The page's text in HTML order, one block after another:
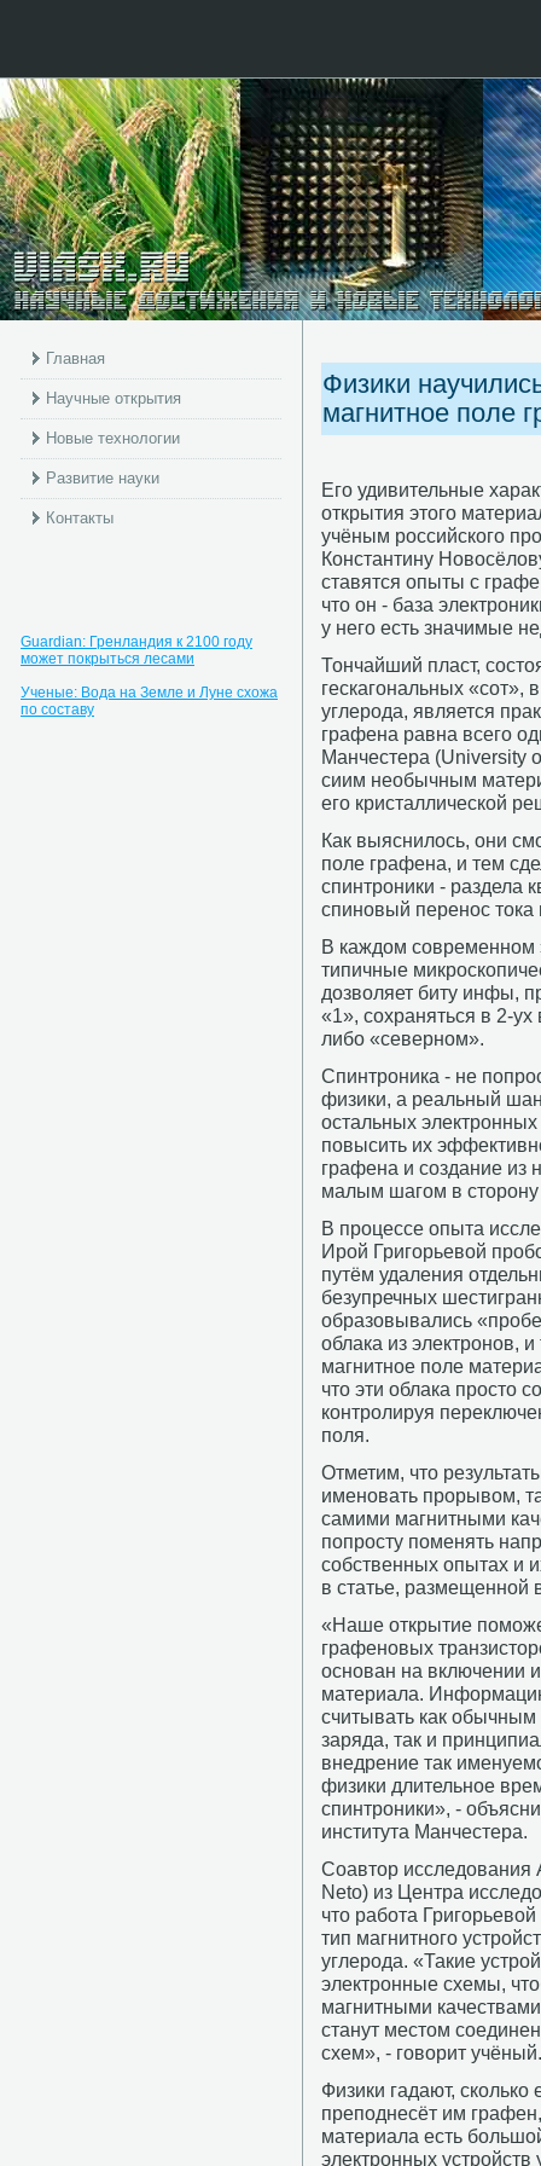
Главная
Научные открытия
Новые технологии
Развитие науки
Контакты
Guardian: Гренландия к 2100 году
может покрыться лесами
Ученые: Вода на Земле и Луне схожа
по составу
Физики
магнитное поле
Его удивительные
открытия этого
учёным российского
Константину
ставятся опыты с
что он - база
у него есть значимые
Тончайший пласт,
гескагональных
углерода, является
графена равна всего
Манчестера (University
сиим необычным
его кристаллической
Как выяснилось, они
поле графена, и тем
спинтроники - раздела
спиновый перенос тока
В каждом современном
типичные
дозволяет биту инфы,
«1», сохраняться в 2-
либо «северном».
Спинтроника - не
физики, а реальный
остальных
повысить их
графена и создание из
малым шагом в сторону
В процессе опыта
Ирой Григорьевой
путём удаления
безупречных
образовывались
облака из электронов,
магнитное поле
что эти облака просто
контролируя
поля.
Отметим, что
именовать прорывом,
самими магнитными
попросту поменять
собственных опытах и
в статье, размещенной
«Наше открытие
графеновых
основан на включении
материала.
считывать как обычным
заряда, так и
внедрение так
физики длительное
спинтроники», -
института Манчестера.
Соавтор исследования
Neto) из Центра
что работа
тип магнитного
углерода. «Такие
электронные схемы,
магнитными
станут местом
схем», - говорит учёный.
Физики гадают,
преподнесёт им
материала есть
электронных